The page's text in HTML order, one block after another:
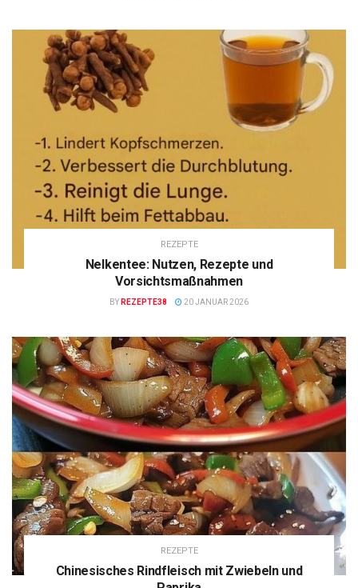
REZEPTE
Nelkentee: Nutzen, Rezepte und
Vorsichtsmaßnahmen
BY REZEPTE38 20 JANUAR 2026
REZEPTE
Chinesisches Rindfleisch mit Zwiebeln und